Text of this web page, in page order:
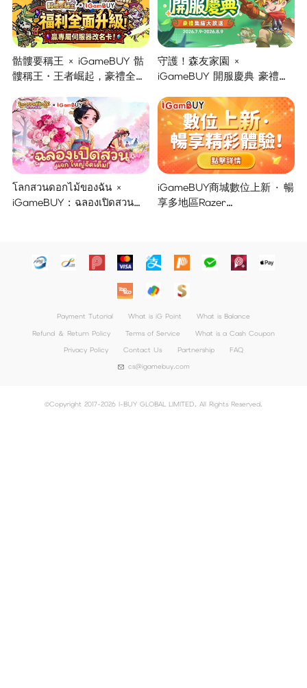
骷髏要稱王 × iGameBUY 骷
髏稱王・王者崛起，豪禮全面
守護！森友家園 ×
iGameBUY 開服慶典 豪禮集
โลกสวนดอกไม้ของฉัน ×
iGameBUY : ฉลองเปิดสวน
iGameBUY商城數位上新 · 暢
享多地區Razer
Payment Tutorial What is iG Point
What is Balance
Refund ＆ Return Policy
Terms of Service
What is a Cash Coupon
Privacy Policy
Contact Us Partnership
FAQ
cs@igamebuy.com
©Copyright 2017-2026 I-BUY GLOBAL LIMITED. All Rights Reserved.